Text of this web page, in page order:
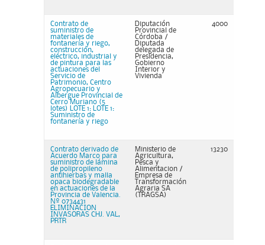
Contrato de
suministro de
materiales de
fontanería y riego,
construcción,
eléctrico, industrial y
de pintura para las
actuaciones del
Servicio de
Patrimonio, Centro
Agropecuario y
Albergue Provincial de
Cerro Muriano (5
lotes) LOTE 1: LOTE 1:
Suministro de
fontanería y riego
Diputación
Provincial de
Córdoba /
Diputada
delegada de
Presidencia,
Gobierno
Interior y
Vivienda
4000
Contrato derivado de
Acuerdo Marco para
suministro de lámina
de polipropileno
antihierbas y malla
opaca biodegradable
en actuaciones de la
Provincia de Valencia.
Nº 0734431
ELIMINACION
INVASORAS CHJ. VAL,
PRTR
Ministerio de
Agricultura,
Pesca y
Alimentacion /
Empresa de
Transformación
Agraria SA
(TRAGSA)
13230